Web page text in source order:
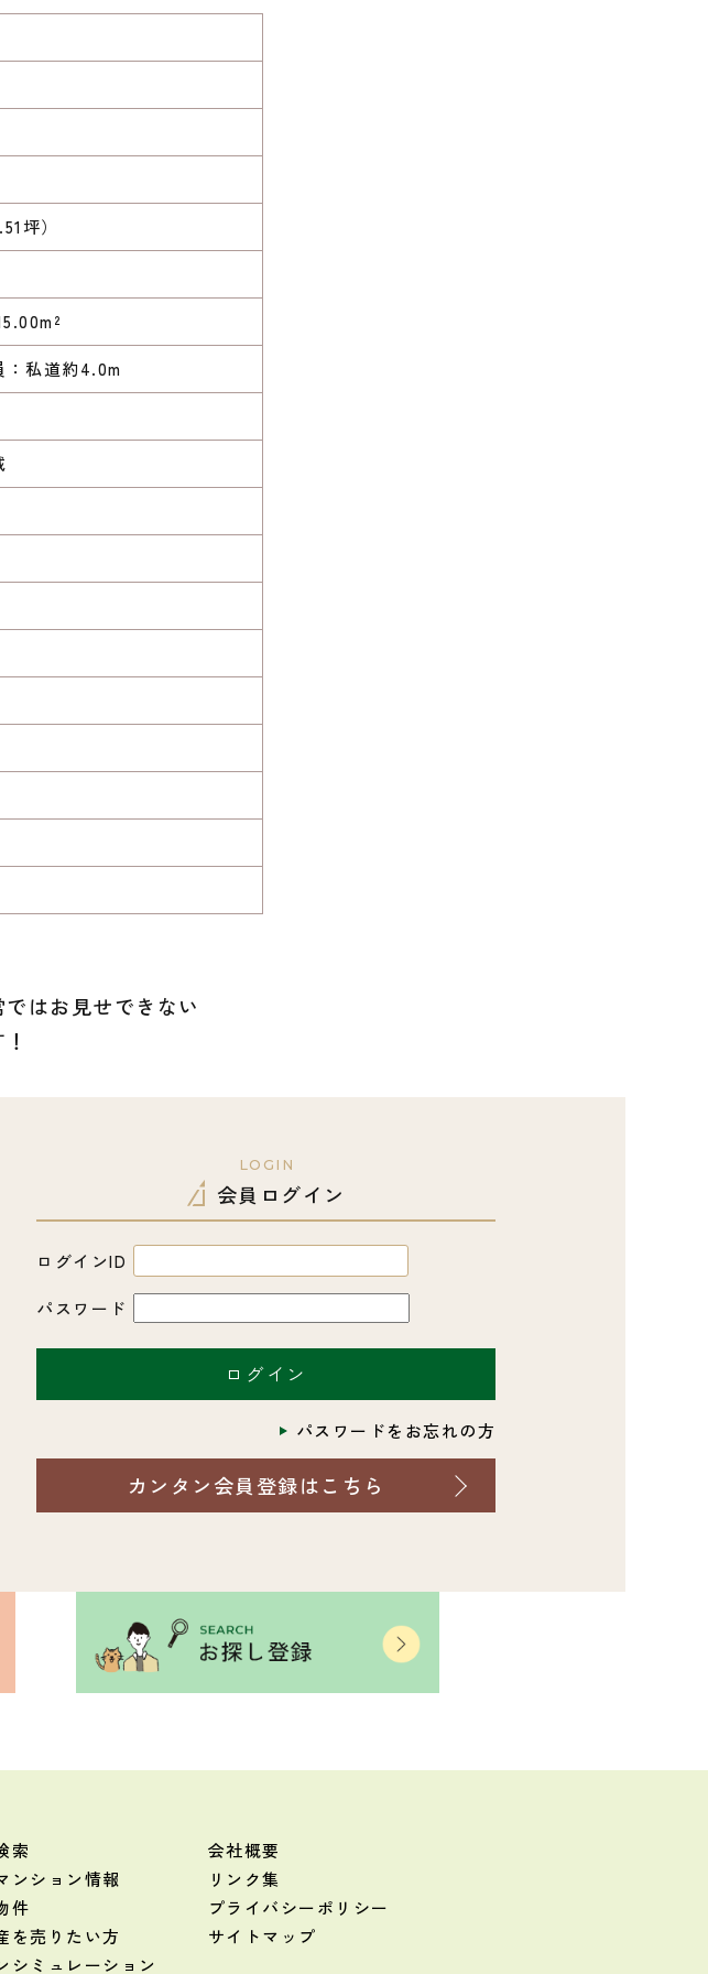
坪）
私道約4.0m
はお見せできない
LOGIN
会員ログイン
ログインID
パスワード
パスワードをお忘れの方
カンタン会員登録はこちら
索
ンション情報
件
を売りたい方
シミュレーション
会社概要
リンク集
プライバシーポリシー
サイトマップ